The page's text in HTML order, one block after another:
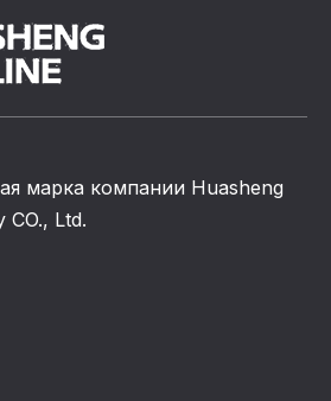
марка компании Huasheng
CO., Ltd.